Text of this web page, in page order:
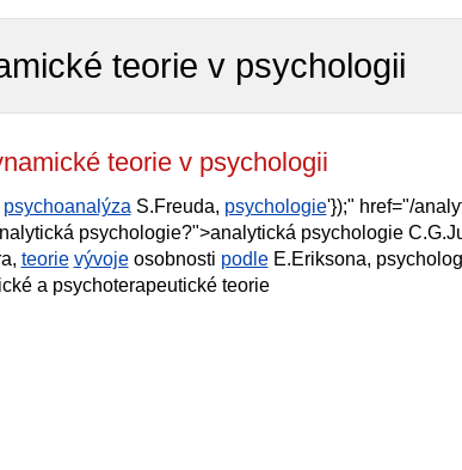
teorie v psychologii
teorie v psychologii
psychoanalýza S.Freuda, psychologie'});" href="/
psychologie?">analytická psychologie
teorie vývojeosobnosti podleE.Eriksona,
a psychoterapeutické teorie